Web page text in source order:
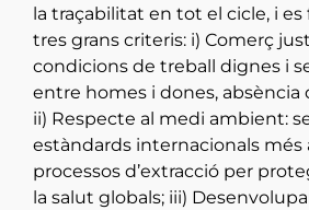
la traçabilitat en tot el cicle, i
tres grans criteris: i) Comerç
condicions de treball dignes i
entre homes i dones, absència
ii) Respecte al medi ambient:
estàndards internacionals més
processos d’extracció per
la salut globals; iii)